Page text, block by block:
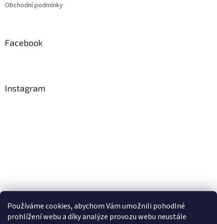
Používáme cookies, abychom Vám umožnili pohodlné
prohlížení webu a díky analýze provozu webu neustále
Obchodní podmínky
Facebook
Instagram
Sledovat na Instagramu